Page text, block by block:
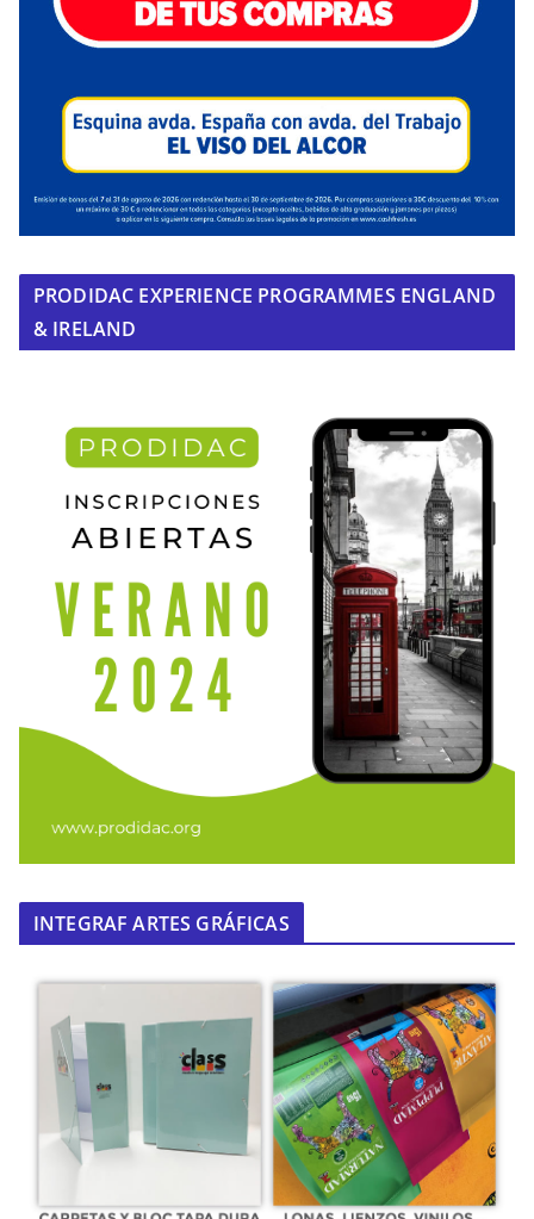
PRODIDAC EXPERIENCE PROGRAMMES ENGLAND
& IRELAND
INTEGRAF ARTES GRÁFICAS